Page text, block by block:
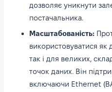
дозволяє уникнути
постачальника.
Масштабованість:
використовуватися
так і для великих,
точок даних. Він
включаючи Ethernet